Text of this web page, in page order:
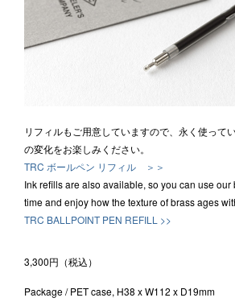
リフィルもご用意していますので、永く使って
の変化をお楽しみください。
TRC ボールペン リフィル ＞＞
Ink refills are also available, so you can use
time and enjoy how the texture of brass ages
TRC BALLPOINT PEN REFILL >>
3,300円（税込）
Package / PET case, H38 x W112 x D19mm